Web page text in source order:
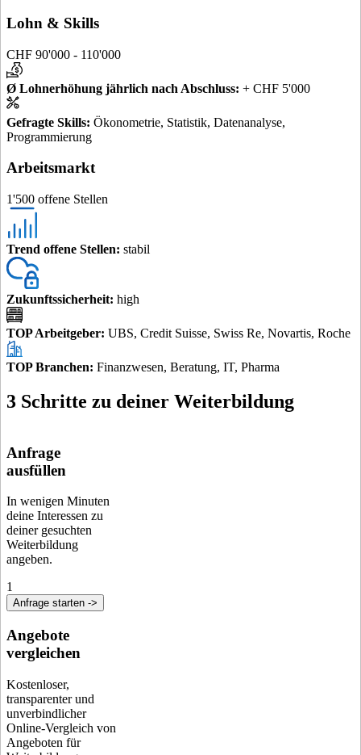
Lohn & Skills
CHF 90'000 - 110'000
Ø Lohnerhöhung jährlich nach Abschluss: + CHF 5'000
Gefragte Skills: Ökonometrie, Statistik, Datenanalyse,
Programmierung
Arbeitsmarkt
1'500 offene Stellen
Trend offene Stellen: stabil
Zukunftssicherheit: high
TOP Arbeitgeber: UBS, Credit Suisse, Swiss Re, Novartis, Roche
TOP Branchen: Finanzwesen, Beratung, IT, Pharma
3 Schritte zu deiner Weiterbildung
Anfrage
ausfüllen
In wenigen Minuten
deine Interessen zu
deiner gesuchten
Weiterbildung
angeben.
1
Anfrage starten ->
Angebote
vergleichen
Kostenloser,
transparenter und
unverbindlicher
Online-Vergleich von
Angeboten für